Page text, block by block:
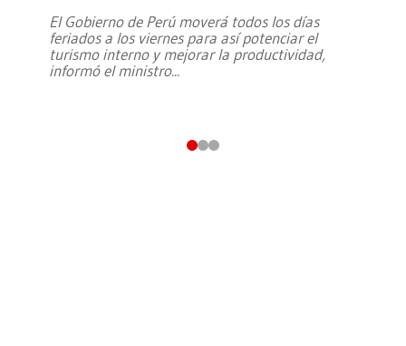
El Gobierno de Perú moverá todos los días
feriados a los viernes para así potenciar el
turismo interno y mejorar la productividad,
informó el ministro...